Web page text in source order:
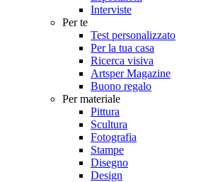
Interviste
Per te
Test personalizzato
Per la tua casa
Ricerca visiva
Artsper Magazine
Buono regalo
Per materiale
Pittura
Scultura
Fotografia
Stampe
Disegno
Design